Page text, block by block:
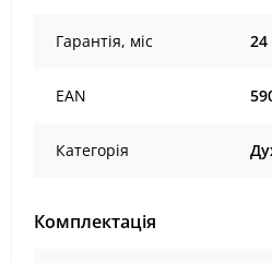
Гарантія, міс 24
EAN
Категорія
Комплектація